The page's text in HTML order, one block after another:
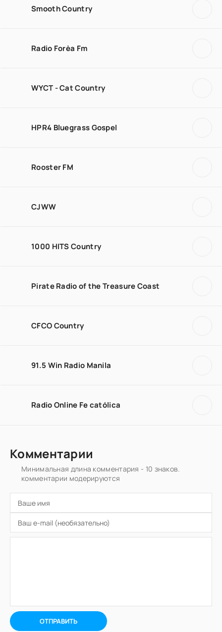
Smooth Country
Radio Forèa Fm
WYCT - Cat Country
HPR4 Bluegrass Gospel
Rooster FM
CJWW
1000 HITS Country
Pirate Radio of the Treasure Coast
CFCO Country
91.5 Win Radio Manila
Radio Online Fe católica
Комментарии
Минимальная длина комментария - 10 знаков.
комментарии модерируются
ОТПРАВИТЬ